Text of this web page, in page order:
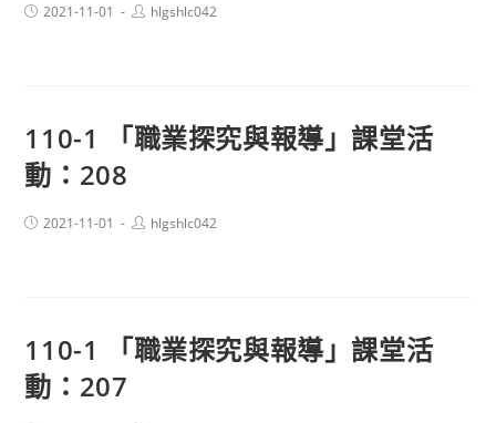
Post2021-11-01
Posthlgshlc042
110-1 「職業探究與報導」課堂活
動：208
Post2021-11-01
Posthlgshlc042
110-1 「職業探究與報導」課堂活
動：207